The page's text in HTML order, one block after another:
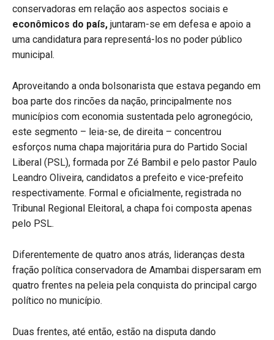
conservadoras em relação aos aspectos sociais e
econômicos do país, juntaram-se em defesa e apoio a
uma candidatura para representá-los no poder público
municipal.
Aproveitando a onda bolsonarista que estava pegando em
boa parte dos rincões da nação, principalmente nos
municípios com economia sustentada pelo agronegócio,
este segmento – leia-se, de direita – concentrou
esforços numa chapa majoritária pura do Partido Social
Liberal (PSL), formada por Zé Bambil e pelo pastor Paulo
Leandro Oliveira, candidatos a prefeito e vice-prefeito
respectivamente. Formal e oficialmente, registrada no
Tribunal Regional Eleitoral, a chapa foi composta apenas
pelo PSL.
Diferentemente de quatro anos atrás, lideranças desta
fração política conservadora de Amambai dispersaram em
quatro frentes na peleia pela conquista do principal cargo
político no município.
Duas frentes, até então, estão na disputa dando